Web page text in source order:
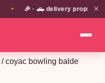
🎉 · 🛻 delivery propio en ✕
/ coyac bowling balde